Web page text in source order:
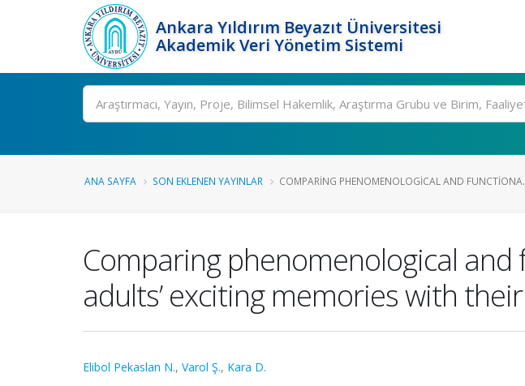
Ankara Yıldırım Beyazıt Üniversitesi
Akademik Veri Yönetim Sistemi
Ara
ANA SAYFA SON EKLENEN YAYINLAR COMPARING PHENOMENOLOGICAL AND
Comparing phenomenological
adults’ exciting memories with
Elibol Pekaslan N., Varol Ş., Kara D.